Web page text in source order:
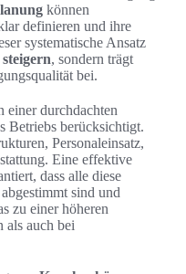
können
definieren und ihre
systematische Ansatz
, sondern trägt
bei.
einer durchdachten
Betriebs berücksichtigt.
Personaleinsatz,
Eine effektive
dass alle diese
sind und
zu einer höheren
als auch bei